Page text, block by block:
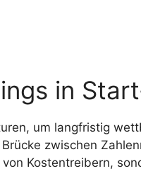
in
um langfristig
zwischen
Kostentreibern,